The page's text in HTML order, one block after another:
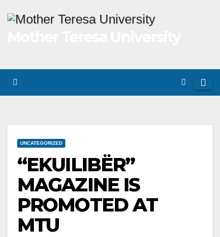
UNCATEGORIZED
“EKUILIBËR”
MAGAZINE IS
PROMOTED AT
MTU